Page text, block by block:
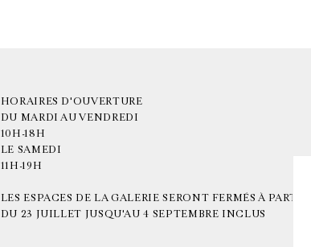
HORAIRES D'OUVERTURE
DU MARDI AU VENDREDI
10H-18H
LE SAMEDI
11H-19H
LES ESPACES DE LA GALERIE SERONT FERMÉS À PARTIR
DU 23 JUILLET JUSQU'AU 4 SEPTEMBRE INCLUS